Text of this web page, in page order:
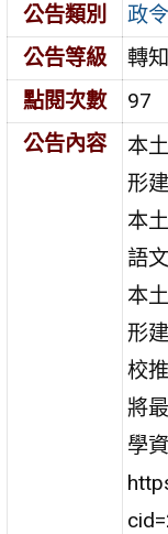
公告類別
政
公告等級
轉知
點閱次數
97
公告內容
本
形
本
語
本
形
校
將
學